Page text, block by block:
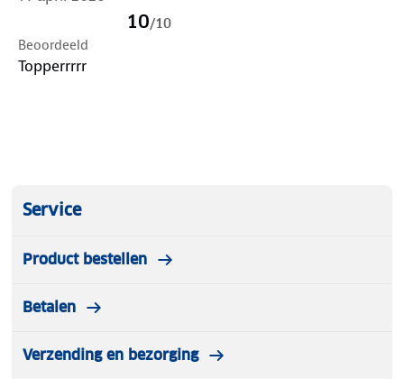
10/10
Beoordeeld
Topperrrrr
Service
Product bestellen
Betalen
Verzending en bezorging